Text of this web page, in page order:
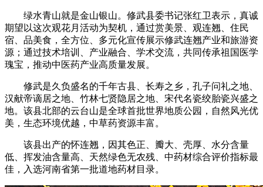
绿水青山就是金山银山。修武县委书记张红卫表示，真诚
期望以这次观花月活动为契机，通过赏美景、观连翘、住民
宿、品美食，全方位、多元化宣传展示修武连翘产业和旅游资
源；通过技术培训、产业融合、学术交流，共同传承祖国医学
瑰宝，推动中医药产业高质量发展。
修武是久负盛名的千年古县、长寿之乡，孔子问礼之地、
汉献帝谪居之地、竹林七贤隐居之地、宋代名瓷绞胎瓷兴盛之
地。该县北部的云台山是全球首批世界地质公园，自然风光优
美，生态环境优越，中草药资源丰富。
该县出产的怀连翘，因其色正、瓣大、壳厚、水分含量
低、挥发油含量高、天然绿色无农残、中药材综合评价指标最
佳，入选河南省第一批道地药材目录。